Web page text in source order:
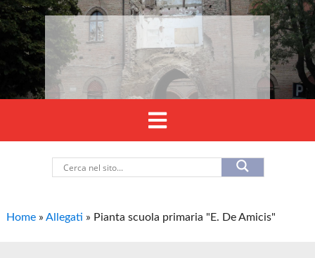
Home »Allegati » Pianta scuola primaria "E. De Amicis"